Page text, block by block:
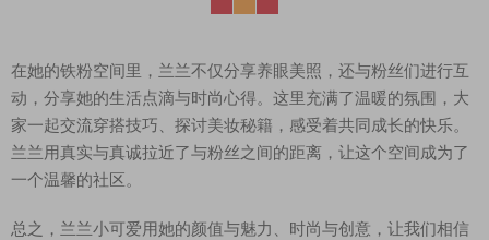
在她的铁粉空间里，兰兰不仅分享养眼美照，还与粉丝们进行互
动，分享她的生活点滴与时尚心得。这里充满了温暖的氛围，大
家一起交流穿搭技巧、探讨美妆秘籍，感受着共同成长的快乐。
兰兰用真实与真诚拉近了与粉丝之间的距离，让这个空间成为了
一个温馨的社区。
总之，兰兰小可爱用她的颜值与魅力、时尚与创意，让我们相信